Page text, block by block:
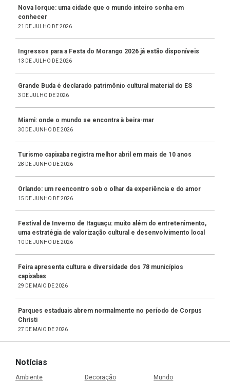
Nova Iorque: uma cidade que o mundo inteiro sonha em
conhecer
21 DE JULHO DE 2026
Ingressos para a Festa do Morango 2026 já estão disponíveis
13 DE JULHO DE 2026
Grande Buda é declarado patrimônio cultural material do ES
3 DE JULHO DE 2026
Miami: onde o mundo se encontra à beira-mar
30 DE JUNHO DE 2026
Turismo capixaba registra melhor abril em mais de 10 anos
28 DE JUNHO DE 2026
Orlando: um reencontro sob o olhar da experiência e do amor
15 DE JUNHO DE 2026
Festival de Inverno de Itaguaçu: muito além do entretenimento,
uma estratégia de valorização cultural e desenvolvimento local
10 DE JUNHO DE 2026
Feira apresenta cultura e diversidade dos 78 municípios
capixabas
29 DE MAIO DE 2026
Parques estaduais abrem normalmente no período de Corpus
Christi
27 DE MAIO DE 2026
Notícias
Ambiente
Decoração
Mundo